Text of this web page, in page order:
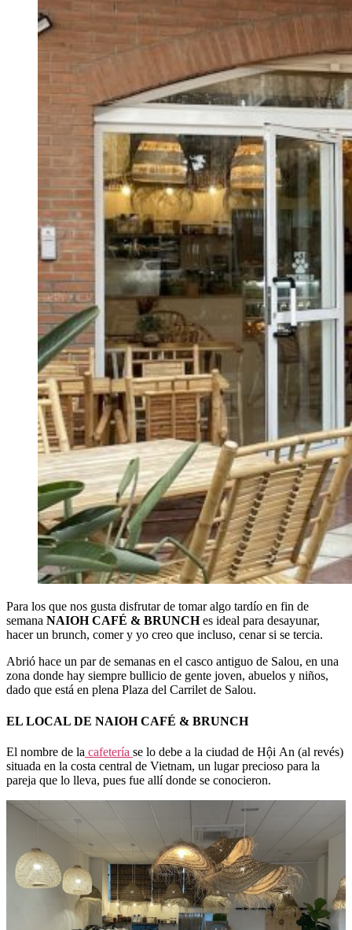
Para los que nos gusta disfrutar de tomar algo tardío en fin de
semana NAIOH CAFÉ & BRUNCHes ideal para desayunar,
hacer un brunch, comer y yo creo que incluso, cenar si se tercia.
Abrió hace un par de semanas en el casco antiguo de Salou, en una
zona donde hay siempre bullicio de gente joven, abuelos y niños,
dado que está en plena Plaza del Carrilet de Salou.
EL LOCAL DE NAIOH CAFÉ & BRUNCH
El nombre de la cafetería se lo debe a la ciudad de Hội An (al revés)
situada en la costa central de Vietnam, un lugar precioso para la
pareja que lo lleva, pues fue allí donde se conocieron.